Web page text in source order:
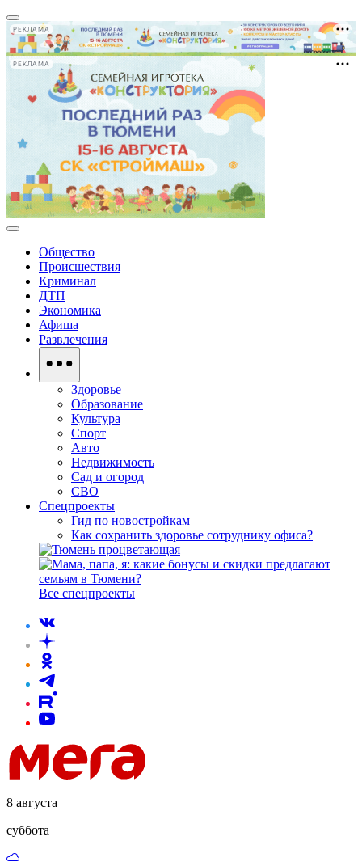
РЕКЛАМА
РЕКЛАМА
Общество
Происшествия
Криминал
ДТП
Экономика
Афиша
Развлечения
Здоровье
Образование
Культура
Спорт
Авто
Недвижимость
Сад и огород
СВО
Спецпроекты
Гид по новостройкам
Как сохранить здоровье сотруднику офиса?
Все спецпроекты
8 августа
суббота